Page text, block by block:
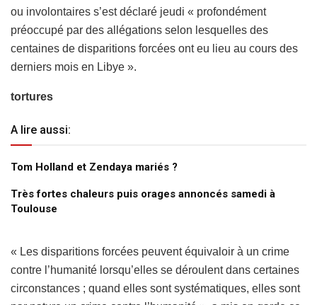
ou involontaires s’est déclaré jeudi « profondément
préoccupé par des allégations selon lesquelles des
centaines de disparitions forcées ont eu lieu au cours des
derniers mois en Libye ».
tortures
A lire aussi:
Tom Holland et Zendaya mariés ?
Très fortes chaleurs puis orages annoncés samedi à
Toulouse
« Les disparitions forcées peuvent équivaloir à un crime
contre l’humanité lorsqu’elles se déroulent dans certaines
circonstances ; quand elles sont systématiques, elles sont